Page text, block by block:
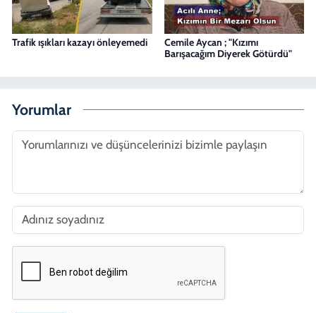
Trafik ışıkları kazayı önleyemedi
Cemile Aycan ; "Kızımı
Barışacağım Diyerek Götürdü"
Yorumlar